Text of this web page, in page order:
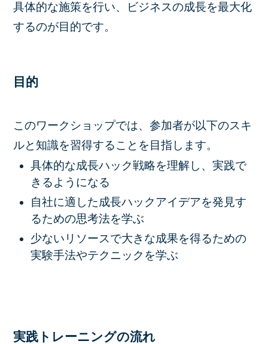
具体的な施策を行い、ビジネスの成長を最大化
するのが目的です。
目的
このワークショップでは、参加者が以下のスキ
ルと知識を習得することを目指します。
具体的な成長ハック戦略を理解し、実践で
きるようになる
自社に適した成長ハックアイデアを発見す
るための思考法を学ぶ
少ないリソースで大きな成果を得るための
実験手法やテクニックを学ぶ
実践トレーニングの流れ